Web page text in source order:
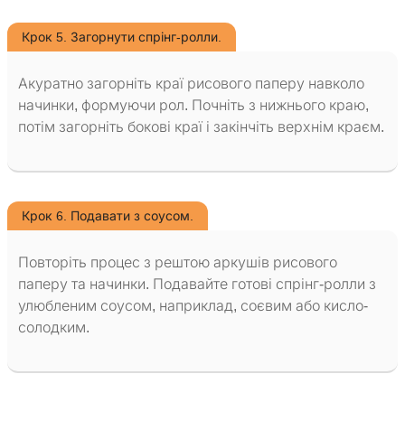
Крок 5. Загорнути спрінг-ролли.
Акуратно загорніть краї рисового паперу навколо
начинки, формуючи рол. Почніть з нижнього краю,
потім загорніть бокові краї і закінчіть верхнім краєм.
Крок 6. Подавати з соусом.
Повторіть процес з рештою аркушів рисового
паперу та начинки. Подавайте готові спрінг-ролли з
улюбленим соусом, наприклад, соєвим або кисло-
солодким.